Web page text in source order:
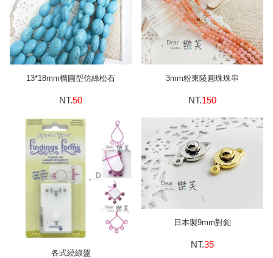
13*18mm橢圓型仿綠松石
NT.50
3mm粉東陵圓珠珠串
NT.150
各式繞線盤
日本製9mm對釦
NT.35